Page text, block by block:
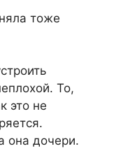
тоже
То,
это не
она дочери.